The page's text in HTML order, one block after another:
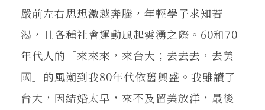
嚴前左右思想激越奔騰，年輕學子求知若
渴，且各種社會運動風起雲湧之際。60和70
年代人的「來來來，來台大；去去去，去美
國」的風潮到我80年代依舊興盛。我雖讀了
台大，因結婚太早，來不及留美放洋，最後